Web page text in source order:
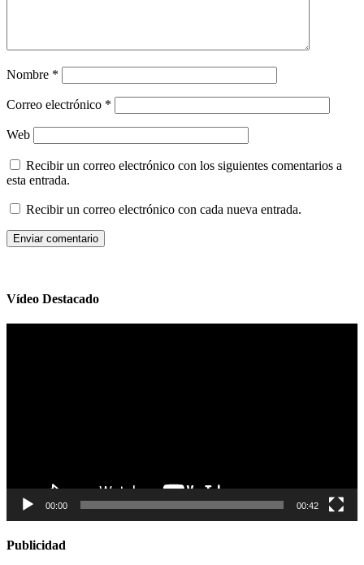
Nombre *
Correo electrónico *
Web
Recibir un correo electrónico con los siguientes comentarios a
esta entrada.
Recibir un correo electrónico con cada nueva entrada.
Vídeo Destacado
00:00 00:42
Publicidad